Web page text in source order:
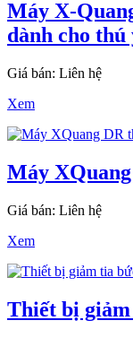
Máy X-
dành cho thú
Giá bán: Liên hệ
Xem
Máy
Giá bán: Liên hệ
Xem
Thiết bị